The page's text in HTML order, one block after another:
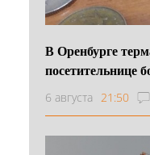
В Оренбурге
посетительнице
6 августа 21:50